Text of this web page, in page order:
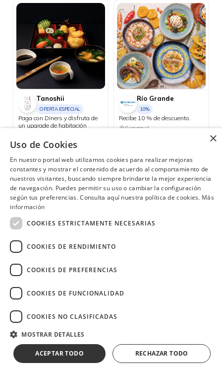
Tanoshii
OFERTA ESPECIAL
Paga con Diners y disfruta de
un upgrade de habitación
Quito
Río Grande
10%
Recibe 10 % de descuento.
Guayaquil
¿Necesitas ayuda? (02) 298 1300
Derechos reservados.
×
Uso de Cookies
En nuestro portal web utilizamos cookies para realizar mejoras
constantes y mostrar el contenido de acuerdo al comportamiento de
nuestros visitantes, buscando siempre brindarte la mejor experiencia
de navegación. Puedes permitir su uso o cambiar la configuración
según tus preferencias. Consulta aquí nuestra política de cookies. Más
información
COOKIES ESTRICTAMENTE NECESARIAS
COOKIES DE RENDIMIENTO
COOKIES DE PREFERENCIAS
COOKIES DE FUNCIONALIDAD
COOKIES NO CLASIFICADAS
MOSTRAR DETALLES
ACEPTAR TODO RECHAZAR TODO